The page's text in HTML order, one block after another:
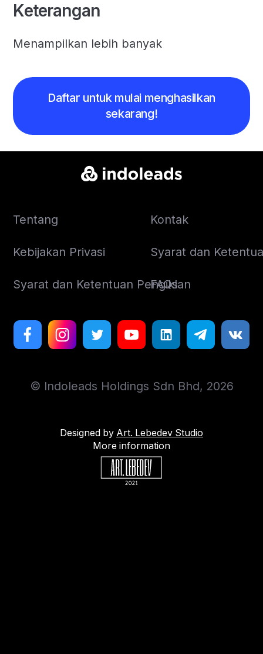
Keterangan
Menampilkan lebih banyak
Daftar untuk mulai menghasilkan
sekarang!
Tentang Kontak
Kebijakan Privasi Syarat dan
Syarat dan Ketentuan Pengiklan
FAQs
© Indoleads Holdings Sdn Bhd, 2026
Designed by Art. Lebedev Studio
More information